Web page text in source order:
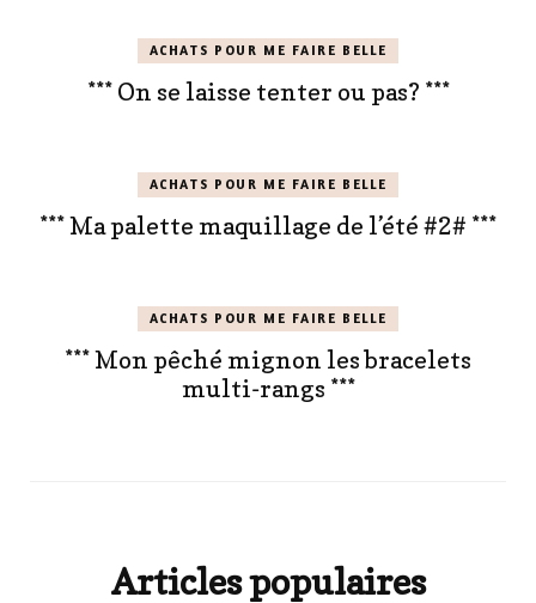
ACHATS POUR ME FAIRE BELLE
*** On se laisse tenter ou pas? ***
ACHATS POUR ME FAIRE BELLE
*** Ma palette maquillage de l’été #2# ***
ACHATS POUR ME FAIRE BELLE
*** Mon pêché mignon les bracelets
multi-rangs ***
Articles populaires